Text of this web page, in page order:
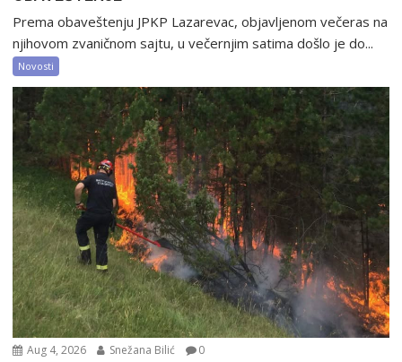
Prema obaveštenju JPKP Lazarevac, objavljenom večeras na
njihovom zvaničnom sajtu, u večernjim satima došlo je do...
Novosti
Aug 4, 2026 Snežana Bilić 0